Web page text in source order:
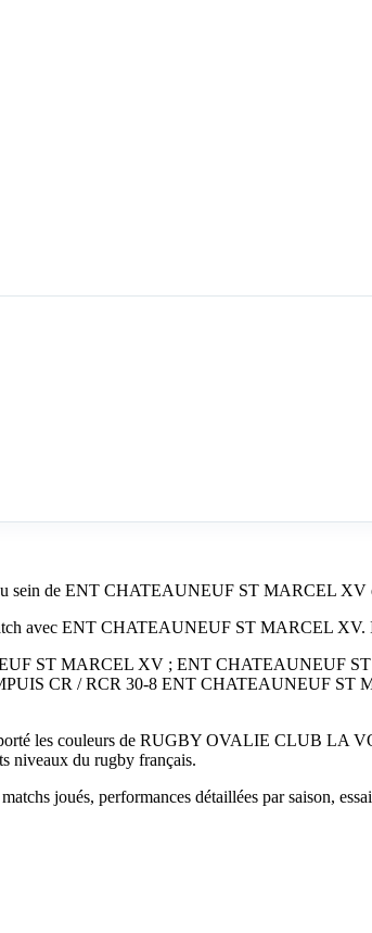
sein de ENT CHATEAUNEUF ST MARCEL XV
avec ENT CHATEAUNEUF ST MARCEL XV.
ST MARCEL XV ; ENT CHATEAUNEUF
CR / RCR 30-8 ENT CHATEAUNEUF
les couleurs de RUGBY OVALIE CLUB LA
niveaux du rugby français.
joués, performances détaillées par saison,